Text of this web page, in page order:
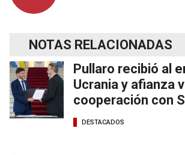
NOTAS RELACIONADAS
Pullaro recibió al
Ucrania y afianza
cooperación con
DESTACADOS